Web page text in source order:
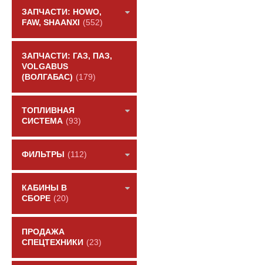
ЗАПЧАСТИ: HOWO,
FAW, SHAANXI
(552)
ЗАПЧАСТИ: ГАЗ, ПАЗ,
VOLGABUS
(ВОЛГАБАС) (179)
ТОПЛИВНАЯ
СИСТЕМА (93)
ФИЛЬТРЫ (112)
КАБИНЫ В
СБОРЕ (20)
ПРОДАЖА
СПЕЦТЕХНИКИ (23)